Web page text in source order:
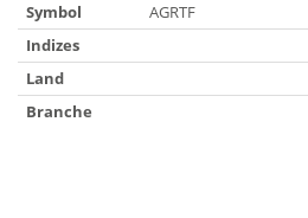
Symbol
AGRTF
Indizes
Land
Branche